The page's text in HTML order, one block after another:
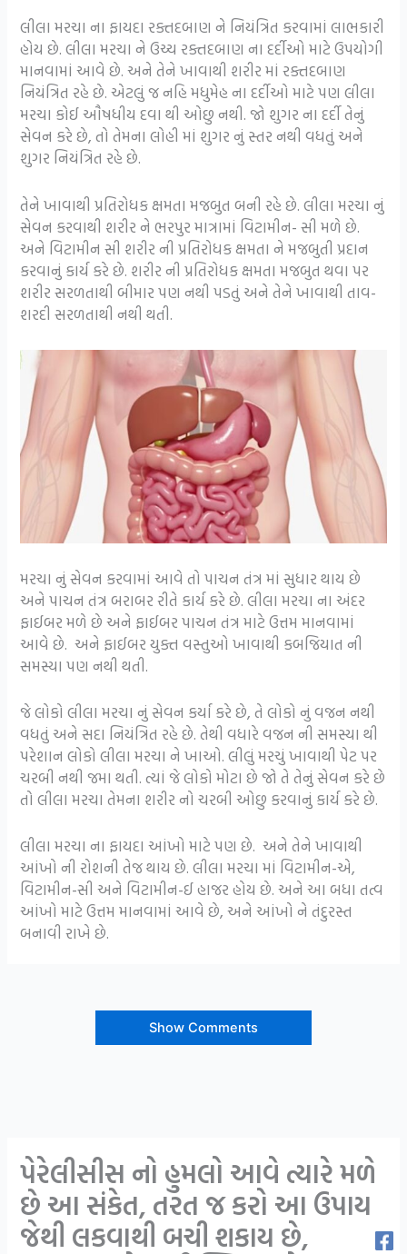
લીલા મરચા ના ફાયદા રક્તદબાણ ને નિયંત્રિત કરવામાં લાભકારી
હોય છે. લીલા મરચા ને ઉચ્ચ રક્તદબાણ ના દર્દીઓ માટે ઉપયોગી
માનવામાં આવે છે. અને તેને ખાવાથી શરીર માં રક્તદબાણ
નિયંત્રિત રહે છે. એટલું જ નહિ મધુમેહ ના દર્દીઓ માટે પણ લીલા
મરચા કોઈ ઔષધીય દવા થી ઓછુ નથી. જો શુગર ના દર્દી તેનું
સેવન કરે છે, તો તેમના લોહી માં શુગર નું સ્તર નથી વધતું અને
શુગર નિયંત્રિત રહે છે.
તેને ખાવાથી પ્રતિરોધક ક્ષમતા મજબુત બની રહે છે. લીલા મરચા નું
સેવન કરવાથી શરીર ને ભરપુર માત્રામાં વિટામીન- સી મળે છે.
અને વિટામીન સી શરીર ની પ્રતિરોધક ક્ષમતા ને મજબુતી પ્રદાન
કરવાનું કાર્ય કરે છે. શરીર ની પ્રતિરોધક ક્ષમતા મજબુત થવા પર
શરીર સરળતાથી બીમાર પણ નથી પડતું અને તેને ખાવાથી તાવ-
શરદી સરળતાથી નથી થતી.
મરચા નું સેવન કરવામાં આવે તો પાચન તંત્ર માં સુધાર થાય છે
અને પાચન તંત્ર બરાબર રીતે કાર્ય કરે છે. લીલા મરચા ના અંદર
ફાઈબર મળે છે અને ફાઈબર પાચન તંત્ર માટે ઉત્તમ માનવામાં
આવે છે. અને ફાઈબર યુક્ત વસ્તુઓ ખાવાથી કબજિયાત ની
સમસ્યા પણ નથી થતી.
જે લોકો લીલા મરચા નું સેવન કર્યા કરે છે, તે લોકો નું વજન નથી
વધતું અને સદા નિયંત્રિત રહે છે. તેથી વધારે વજન ની સમસ્યા થી
પરેશાન લોકો લીલા મરચા ને ખાઓ. લીલું મરચું ખાવાથી પેટ પર
ચરબી નથી જમા થતી. ત્યાં જે લોકો મોટા છે જો તે તેનું સેવન કરે છે
તો લીલા મરચા તેમના શરીર નો ચરબી ઓછુ કરવાનું કાર્ય કરે છે.
લીલા મરચા ના ફાયદા આંખો માટે પણ છે. અને તેને ખાવાથી
આંખો ની રોશની તેજ થાય છે. લીલા મરચા માં વિટામીન-એ,
વિટામીન-સી અને વિટામીન-ઈ હાજર હોય છે. અને આ બધા તત્વ
આંખો માટે ઉત્તમ માનવામાં આવે છે, અને આંખો ને તંદુરસ્ત
બનાવી રાખે છે.
Show Comments
પેરેલીસીસ નો હુમલો આવે ત્યારે મળે
છે આ સંકેત, તરત જ કરો આ ઉપાય
જેથી લકવાથી બચી શકાય છે,